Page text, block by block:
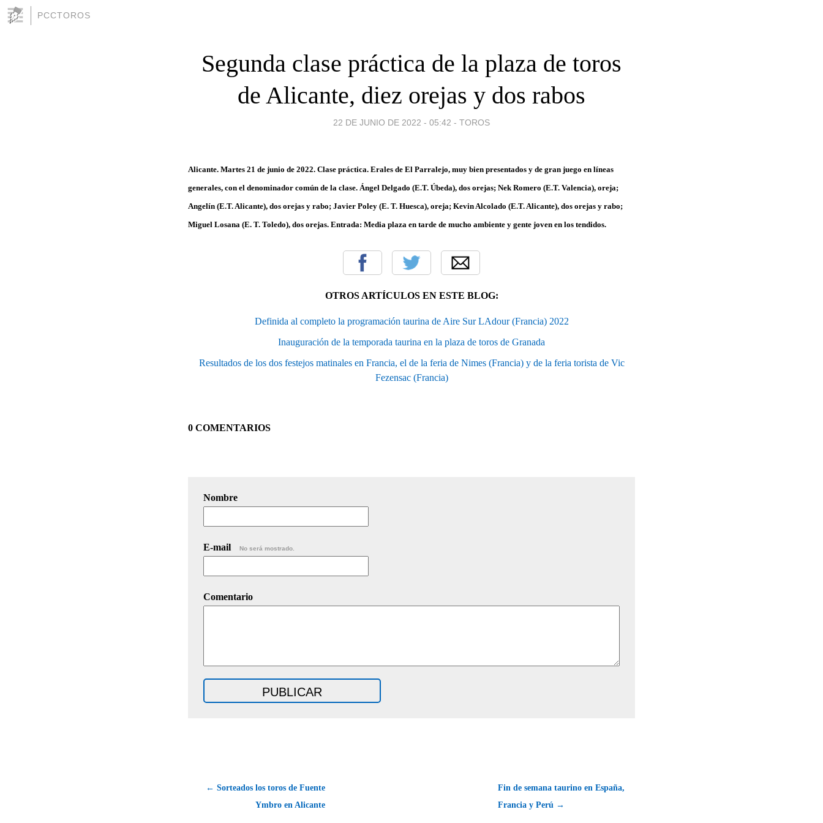
PCCTOROS
Segunda clase práctica de la plaza de toros
de Alicante, diez orejas y dos rabos
22 DE JUNIO DE 2022 - 05:42 - TOROS
Alicante. Martes 21 de junio de 2022. Clase práctica. Erales de El Parralejo, muy bien presentados y de gran juego en líneas
generales, con el denominador común de la clase. Ángel Delgado (E.T. Úbeda), dos orejas; Nek Romero (E.T. Valencia), oreja;
Angelín (E.T. Alicante), dos orejas y rabo; Javier Poley (E. T. Huesca), oreja; Kevin Alcolado (E.T. Alicante), dos orejas y rabo;
Miguel Losana (E. T. Toledo), dos orejas. Entrada: Media plaza en tarde de mucho ambiente y gente joven en los tendidos.
OTROS ARTÍCULOS EN ESTE BLOG:
Definida al completo la programación taurina de Aire Sur LAdour (Francia) 2022
Inauguración de la temporada taurina en la plaza de toros de Granada
Resultados de los dos festejos matinales en Francia, el de la feria de Nimes (Francia) y de la feria torista de Vic
Fezensac (Francia)
0 COMENTARIOS
Nombre
E-mail No será mostrado.
Comentario
← Sorteados los toros de Fuente
Ymbro en Alicante
Fin de semana taurino en España,
Francia y Perú →